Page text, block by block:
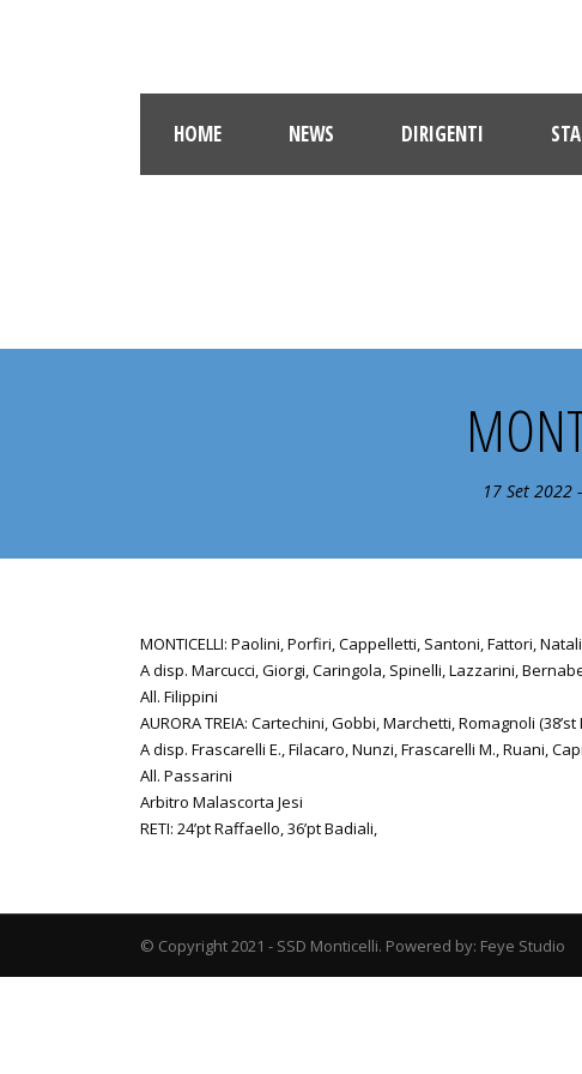
HOME NEWS DIRIGENTI
17 Set 2022
MONTICELLI: Paolini, Porfiri, Cappelletti, Santoni, Fattori,
A disp. Marcucci, Giorgi, Caringola, Spinelli, Lazzarini,
All. Filippini
AURORA TREIA: Cartechini, Gobbi, Marchetti, Romagnoli
A disp. Frascarelli E., Filacaro, Nunzi, Frascarelli M., Ruani,
All. Passarini
Arbitro Malascorta Jesi
RETI: 24’pt Raffaello, 36’pt Badiali,
© Copyright 2021 - SSD Monticelli. Powered by: Feye Studio